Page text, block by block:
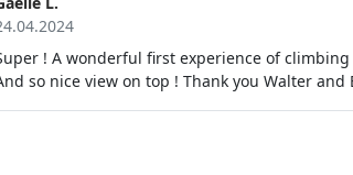
! A wonderful first experience of
so nice view on top ! Thank you Walter and